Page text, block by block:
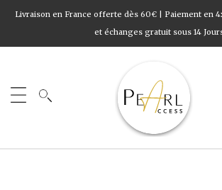
Livraison en France offerte dès 60€ | Paiement en
et échanges gratuit sous 14